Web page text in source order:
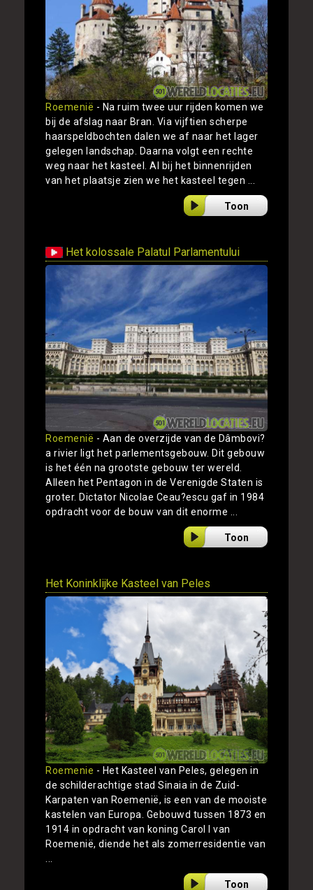
Roemenië - Na ruim twee uur rijden komen we
bij de afslag naar Bran. Via vijftien scherpe
haarspeldbochten dalen we af naar het lager
gelegen landschap. Daarna volgt een rechte
weg naar het kasteel. Al bij het binnenrijden
van het plaatsje zien we het kasteel tegen ...
Toon
Het kolossale Palatul Parlamentului
Roemenië - Aan de overzijde van de Dâmbovi?
a rivier ligt het parlementsgebouw. Dit gebouw
is het één na grootste gebouw ter wereld.
Alleen het Pentagon in de Verenigde Staten is
groter. Dictator Nicolae Ceau?escu gaf in 1984
opdracht voor de bouw van dit enorme ...
Toon
Het Koninklijke Kasteel van Peles
Roemenie - Het Kasteel van Peles, gelegen in
de schilderachtige stad Sinaia in de Zuid-
Karpaten van Roemenië, is een van de mooiste
kastelen van Europa. Gebouwd tussen 1873 en
1914 in opdracht van koning Carol I van
Roemenië, diende het als zomerresidentie van
Toon